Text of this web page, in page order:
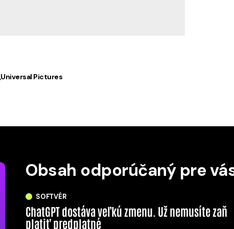
Universal Pictures
Obsah odporúčaný pre
SOFTVÉR
ChatGPT dostáva veľkú zmenu. Už nemusíte zaň
platiť predplatné